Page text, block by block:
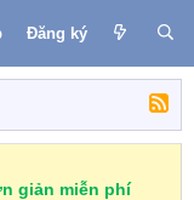
Đăng ký
giản miễn phí